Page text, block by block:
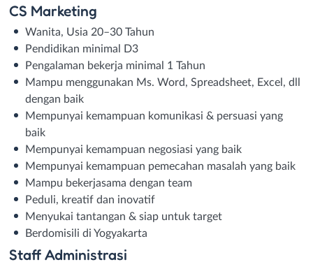
CS Marketing
Wanita, Usia 20–30 Tahun
Pendidikan minimal D3
Pengalaman bekerja minimal 1 Tahun
Mampu menggunakan Ms. Word, Spreadsheet, Excel, dll
dengan baik
Mempunyai kemampuan komunikasi & persuasi yang
baik
Mempunyai kemampuan negosiasi yang baik
Mempunyai kemampuan pemecahan masalah yang baik
Mampu bekerjasama dengan team
Peduli, kreatif dan inovatif
Menyukai tantangan & siap untuk target
Berdomisili di Yogyakarta
Staff Administrasi